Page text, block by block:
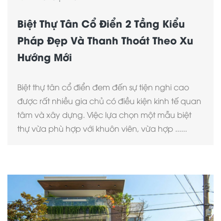
Biệt Thự Tân Cổ Điển 2 Tầng Kiểu
Pháp Đẹp Và Thanh Thoát Theo Xu
Hướng Mới
Biệt thự tân cổ điển đem đến sự tiện nghi cao
được rất nhiều gia chủ có điều kiện kinh tế quan
tâm và xây dựng. Việc lựa chọn một mẫu biệt
thự vừa phù hợp với khuôn viên, vừa hợp ......